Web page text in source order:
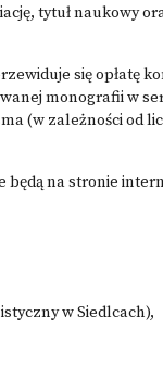
tytuł naukowy
się opłatę
monografii w
(w zależności od
będą na stronie
w Siedlcach),